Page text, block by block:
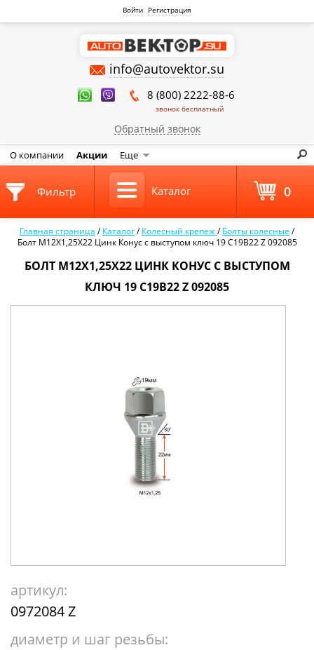
Войти Регистрация
info@autovektor.su
8 (800) 2222-88-6
звонок бесплатный
Обратный звонок
О компании Акции Еще
Главная страница /Каталог/Колесный крепеж/Болты колесные /
Болт M12X1,25X22 Цинк Конус с выступом ключ 19 C19B22 Z 092085
БОЛТ M12X1,25X22 ЦИНК КОНУС С ВЫСТУПОМ
КЛЮЧ 19 C19B22 Z 092085
артикул:
0972084 Z
диаметр и шаг резьбы:
Фильтр Каталог 0